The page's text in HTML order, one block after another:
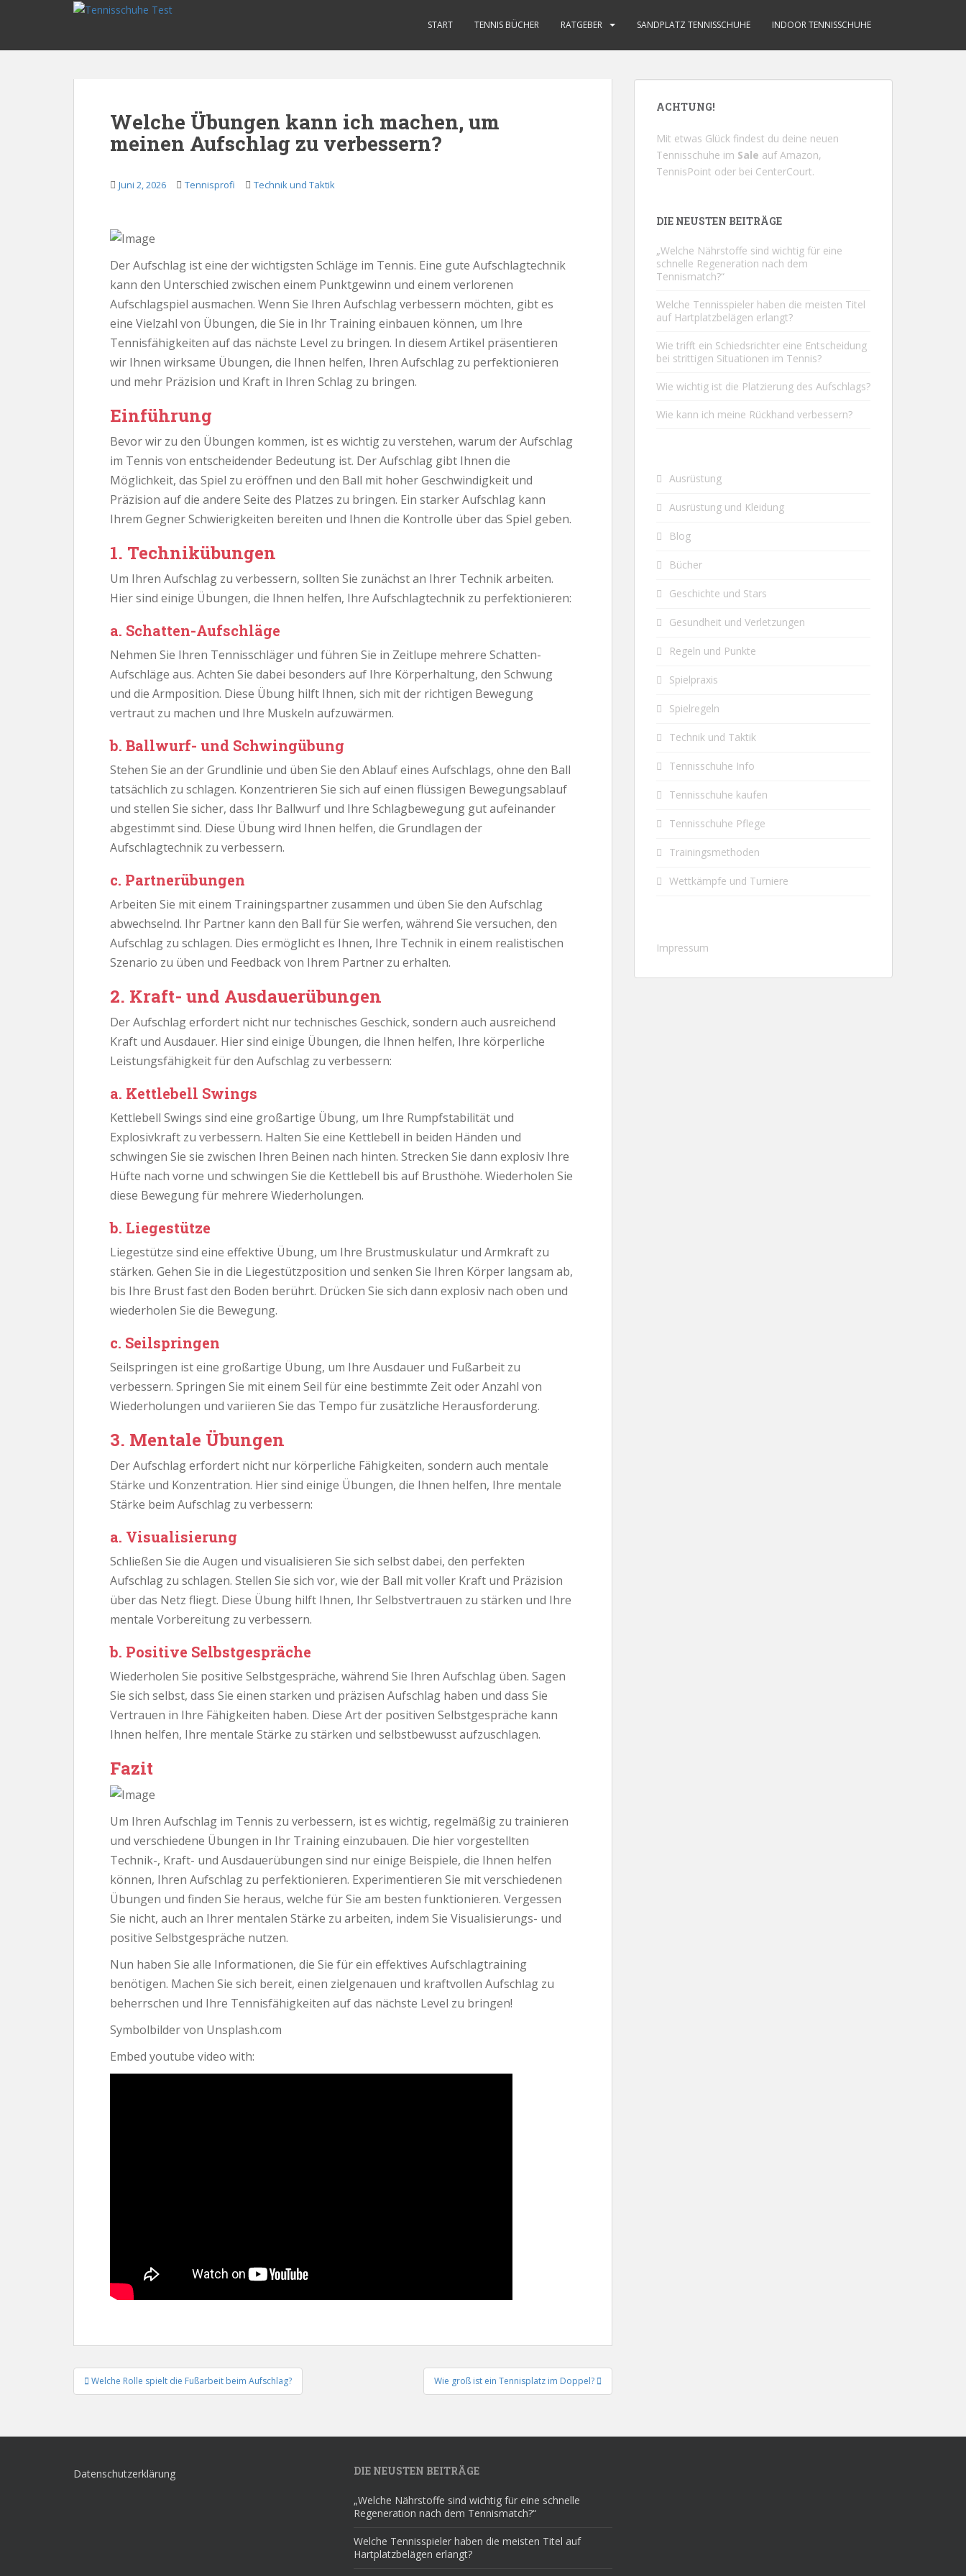
START TENNIS BÜCHER RATGEBER SANDPLATZ TENNISSCHUHE INDOOR TENNISSCHUHE
Welche Übungen kann ich machen, um
meinen Aufschlag zu verbessern?
Juni 2, 2026 Tennisprofi Technik und Taktik
Der Aufschlag ist eine der wichtigsten Schläge im Tennis. Eine gute Aufschlagtechnik
kann den Unterschied zwischen einem Punktgewinn und einem verlorenen
Aufschlagspiel ausmachen. Wenn Sie Ihren Aufschlag verbessern möchten, gibt es
eine Vielzahl von Übungen, die Sie in Ihr Training einbauen können, um Ihre
Tennisfähigkeiten auf das nächste Level zu bringen. In diesem Artikel präsentieren
wir Ihnen wirksame Übungen, die Ihnen helfen, Ihren Aufschlag zu perfektionieren
und mehr Präzision und Kraft in Ihren Schlag zu bringen.
Einführung
Bevor wir zu den Übungen kommen, ist es wichtig zu verstehen, warum der Aufschlag
im Tennis von entscheidender Bedeutung ist. Der Aufschlag gibt Ihnen die
Möglichkeit, das Spiel zu eröffnen und den Ball mit hoher Geschwindigkeit und
Präzision auf die andere Seite des Platzes zu bringen. Ein starker Aufschlag kann
Ihrem Gegner Schwierigkeiten bereiten und Ihnen die Kontrolle über das Spiel geben.
1. Technikübungen
Um Ihren Aufschlag zu verbessern, sollten Sie zunächst an Ihrer Technik arbeiten.
Hier sind einige Übungen, die Ihnen helfen, Ihre Aufschlagtechnik zu perfektionieren:
a. Schatten-Aufschläge
Nehmen Sie Ihren Tennisschläger und führen Sie in Zeitlupe mehrere Schatten-
Aufschläge aus. Achten Sie dabei besonders auf Ihre Körperhaltung, den Schwung
und die Armposition. Diese Übung hilft Ihnen, sich mit der richtigen Bewegung
vertraut zu machen und Ihre Muskeln aufzuwärmen.
b. Ballwurf- und Schwingübung
Stehen Sie an der Grundlinie und üben Sie den Ablauf eines Aufschlags, ohne den Ball
tatsächlich zu schlagen. Konzentrieren Sie sich auf einen flüssigen Bewegungsablauf
und stellen Sie sicher, dass Ihr Ballwurf und Ihre Schlagbewegung gut aufeinander
abgestimmt sind. Diese Übung wird Ihnen helfen, die Grundlagen der
Aufschlagtechnik zu verbessern.
c. Partnerübungen
Arbeiten Sie mit einem Trainingspartner zusammen und üben Sie den Aufschlag
abwechselnd. Ihr Partner kann den Ball für Sie werfen, während Sie versuchen, den
Aufschlag zu schlagen. Dies ermöglicht es Ihnen, Ihre Technik in einem realistischen
Szenario zu üben und Feedback von Ihrem Partner zu erhalten.
2. Kraft- und Ausdauerübungen
Der Aufschlag erfordert nicht nur technisches Geschick, sondern auch ausreichend
Kraft und Ausdauer. Hier sind einige Übungen, die Ihnen helfen, Ihre körperliche
Leistungsfähigkeit für den Aufschlag zu verbessern:
a. Kettlebell Swings
Kettlebell Swings sind eine großartige Übung, um Ihre Rumpfstabilität und
Explosivkraft zu verbessern. Halten Sie eine Kettlebell in beiden Händen und
schwingen Sie sie zwischen Ihren Beinen nach hinten. Strecken Sie dann explosiv Ihre
Hüfte nach vorne und schwingen Sie die Kettlebell bis auf Brusthöhe. Wiederholen Sie
diese Bewegung für mehrere Wiederholungen.
b. Liegestütze
Liegestütze sind eine effektive Übung, um Ihre Brustmuskulatur und Armkraft zu
stärken. Gehen Sie in die Liegestützposition und senken Sie Ihren Körper langsam ab,
bis Ihre Brust fast den Boden berührt. Drücken Sie sich dann explosiv nach oben und
wiederholen Sie die Bewegung.
c. Seilspringen
Seilspringen ist eine großartige Übung, um Ihre Ausdauer und Fußarbeit zu
verbessern. Springen Sie mit einem Seil für eine bestimmte Zeit oder Anzahl von
Wiederholungen und variieren Sie das Tempo für zusätzliche Herausforderung.
3. Mentale Übungen
Der Aufschlag erfordert nicht nur körperliche Fähigkeiten, sondern auch mentale
Stärke und Konzentration. Hier sind einige Übungen, die Ihnen helfen, Ihre mentale
Stärke beim Aufschlag zu verbessern:
a. Visualisierung
Schließen Sie die Augen und visualisieren Sie sich selbst dabei, den perfekten
Aufschlag zu schlagen. Stellen Sie sich vor, wie der Ball mit voller Kraft und Präzision
über das Netz fliegt. Diese Übung hilft Ihnen, Ihr Selbstvertrauen zu stärken und Ihre
mentale Vorbereitung zu verbessern.
b. Positive Selbstgespräche
Wiederholen Sie positive Selbstgespräche, während Sie Ihren Aufschlag üben. Sagen
Sie sich selbst, dass Sie einen starken und präzisen Aufschlag haben und dass Sie
Vertrauen in Ihre Fähigkeiten haben. Diese Art der positiven Selbstgespräche kann
Ihnen helfen, Ihre mentale Stärke zu stärken und selbstbewusst aufzuschlagen.
Fazit
Um Ihren Aufschlag im Tennis zu verbessern, ist es wichtig, regelmäßig zu trainieren
und verschiedene Übungen in Ihr Training einzubauen. Die hier vorgestellten
Technik-, Kraft- und Ausdauerübungen sind nur einige Beispiele, die Ihnen helfen
können, Ihren Aufschlag zu perfektionieren. Experimentieren Sie mit verschiedenen
Übungen und finden Sie heraus, welche für Sie am besten funktionieren. Vergessen
Sie nicht, auch an Ihrer mentalen Stärke zu arbeiten, indem Sie Visualisierungs- und
positive Selbstgespräche nutzen.
Nun haben Sie alle Informationen, die Sie für ein effektives Aufschlagtraining
benötigen. Machen Sie sich bereit, einen zielgenauen und kraftvollen Aufschlag zu
beherrschen und Ihre Tennisfähigkeiten auf das nächste Level zu bringen!
Symbolbilder von Unsplash.com
Embed youtube video with:
Beitrags-
Navigation
Welche Rolle spielt die Fußarbeit beim Aufschlag? Wie groß ist ein Tennisplatz im Doppel?
ACHTUNG!
Mit etwas Glück findest du deine neuen
Tennisschuhe im Sale aufAmazon,
TennisPoint oder bei CenterCourt.
DIE NEUSTEN BEITRÄGE
„Welche Nährstoffe sind wichtig für eine
schnelle Regeneration nach dem
Tennismatch?“
Welche Tennisspieler haben die meisten Titel
auf Hartplatzbelägen erlangt?
Wie trifft ein Schiedsrichter eine Entscheidung
bei strittigen Situationen im Tennis?
Wie wichtig ist die Platzierung des Aufschlags?
Wie kann ich meine Rückhand verbessern?
Ausrüstung
Ausrüstung und Kleidung
Blog
Bücher
Geschichte und Stars
Gesundheit und Verletzungen
Regeln und Punkte
Spielpraxis
Spielregeln
Technik und Taktik
Tennisschuhe Info
Tennisschuhe kaufen
Tennisschuhe Pflege
Trainingsmethoden
Wettkämpfe und Turniere
Impressum
Datenschutzerklärung DIE NEUSTEN BEITRÄGE
„Welche Nährstoffe sind wichtig für eine schnelle
Regeneration nach dem Tennismatch?“
Welche Tennisspieler haben die meisten Titel auf
Hartplatzbelägen erlangt?